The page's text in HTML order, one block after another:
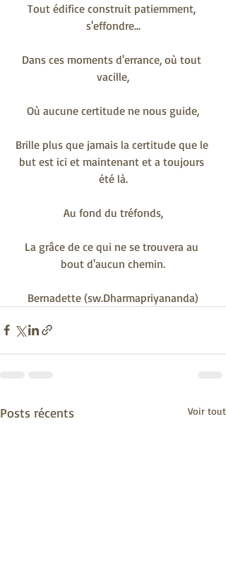
Tout édifice construit patiemment,
s'effondre...
Dans ces moments d'errance, où tout
vacille,
Où aucune certitude ne nous guide,
Brille plus que jamais la certitude que le
but est ici et maintenant et a toujours
été là.
Au fond du tréfonds,
La grâce de ce qui ne se trouvera au
bout d'aucun chemin.
Bernadette (sw.Dharmapriyananda)
Posts récents Voir tout